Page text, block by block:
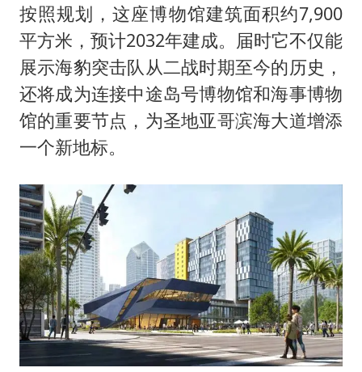
按照规划，这座博物馆建筑面积约7,900
平方米，预计2032年建成。届时它不仅能
展示海豹突击队从二战时期至今的历史，
还将成为连接中途岛号博物馆和海事博物
馆的重要节点，为圣地亚哥滨海大道增添
一个新地标。